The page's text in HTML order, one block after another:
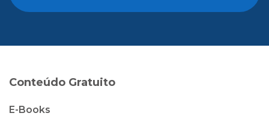
Conteúdo Gratuito
E-Books